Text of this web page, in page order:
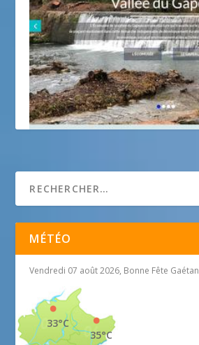
MÉTÉO
Vendredi 07 août 2026, Bonne Fête Gaétan
35°C
33°C